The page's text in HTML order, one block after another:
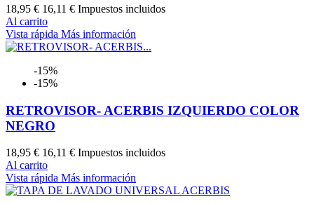
18,95 € 16,11 € Impuestos incluidos
Al carrito
Vista rápida Más información
-15%
-15%
RETROVISOR- ACERBIS IZQUIERDO COLOR
NEGRO
18,95 € 16,11 € Impuestos incluidos
Al carrito
Vista rápida Más información